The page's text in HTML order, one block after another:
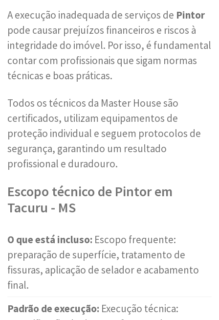
A execução inadequada de serviços de Pintor
pode causar prejuízos financeiros e riscos à
integridade do imóvel. Por isso, é fundamental
contar com profissionais que sigam normas
técnicas e boas práticas.
Todos os técnicos da Master House são
certificados, utilizam equipamentos de
proteção individual e seguem protocolos de
segurança, garantindo um resultado
profissional e duradouro.
Escopo técnico de Pintor em
Tacuru - MS
O que está incluso: Escopo frequente:
preparação de superfície, tratamento de
fissuras, aplicação de selador e acabamento
final.
Padrão de execução: Execução técnica: